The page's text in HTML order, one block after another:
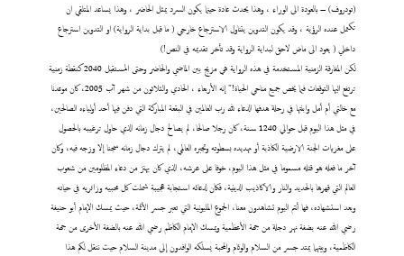
(تودروف) – بالعودة الى الوراء ، وهذا يحدث عادة حينما يكون السرد يمثل الحاضر ، وهذا يساعد المتلقي ان
تكتمل عنده الرؤية ، وقد يكون التدوين يتناول الاسترجاع خارجي ( ما قبل بداية الرواية) او التدوين استرجاع
داخلي ( يعود الى ماض لاحق لبداية الرواية وقد تأخر تقديمه في النص!)
لكن المفارقة الزمنية المستخدمة في هذه الرواية هي مزيج بين الماضي والحاضر وحتى المستقبل 2040 كنقطة زمنية
ترتفع اليها التوقعات فيما يخص جميع مناحي الحياة!" إنه الأربعاء ، الحادي والثلاثون من شهر آب 2005، كان موعدنا
مع خالتي أم أمل وابنتها في رحلة هدفها الدعاء لله رب العالمين في البقعة المباركة التي دفن فيها أحد أولياءه الصالحين،
في مثل هذا اليوم قبل حوالي 1240 سنة، كان رجلا صالحا، لم يصالح دجال زمانه الذي حاول ترغيبه بالحصول
على مغريات الجنة الارضية الكاذبة أو تهديده بسطوته وتجبره العالمي، لم يترك دجال زمانه سجنا إلا وزجه فيه، وكان
آخر ما فعله هو قتله مسموما في مثل هذا اليوم، خوفا على عرشه، الذي كان يهتز من دعاء المظلومين من شعوب
العالم التي قهرها بالحديد والنار والاكاذيب الدينية، فكان لدعائه استجابة عجيبة شملت كل محبيه وزائريه في حياته
وبعد استشهاده، فها أنتم اليوم تشاهدون معنا، الجموع المليونية التي تعبر جسر الأئمة، حيث يمسك الإمام أبو حنيفة
رضي الله عنه بضفة نهر دجلة من جهة الأعظمية ويمسك الإمام الكاظم رضي الله عنه بالضفة الأخرى من جهة
الكاظمية، وبينهما يمتد جسر من السلام والوئام والمحبة يسلكه الوافدون إلى مدينة السلام حيث ننقل لكم هذا